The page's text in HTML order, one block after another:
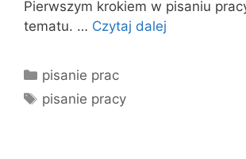
Pierwszym krokiem w pisaniu
tematu. … Czytaj dalej
Kategorie
pisanie prac
Tagi
pisanie pracy